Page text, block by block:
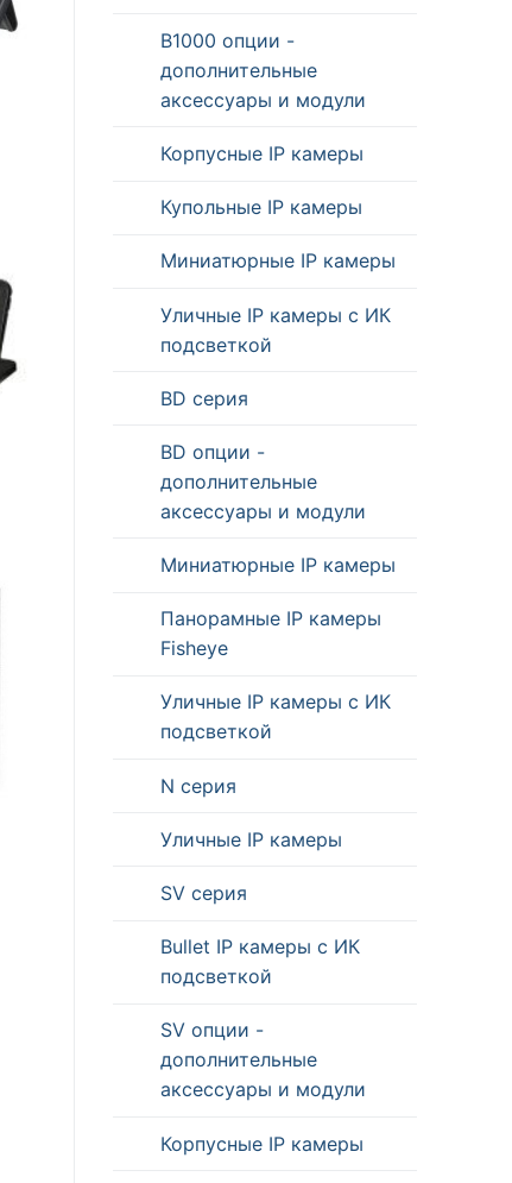
B1000 опции -
дополнительные
аксессуары и модули
Корпусные IP камеры
Купольные IP камеры
Миниатюрные IP камеры
Уличные IP камеры с ИК
подсветкой
BD серия
BD опции -
дополнительные
аксессуары и модули
Миниатюрные IP камеры
Панорамные IP камеры
Fisheye
Уличные IP камеры с ИК
подсветкой
N серия
Уличные IP камеры
SV серия
Bullet IP камеры с ИК
подсветкой
SV опции -
дополнительные
аксессуары и модули
Корпусные IP камеры